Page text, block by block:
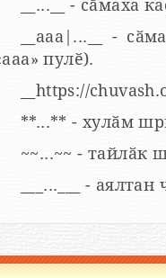
__...__ - сӑмаха
__aaa|...__ -
пулӗ).
__https://
**...** - хулӑм
~~...~~ - тайлӑк
___...___ -